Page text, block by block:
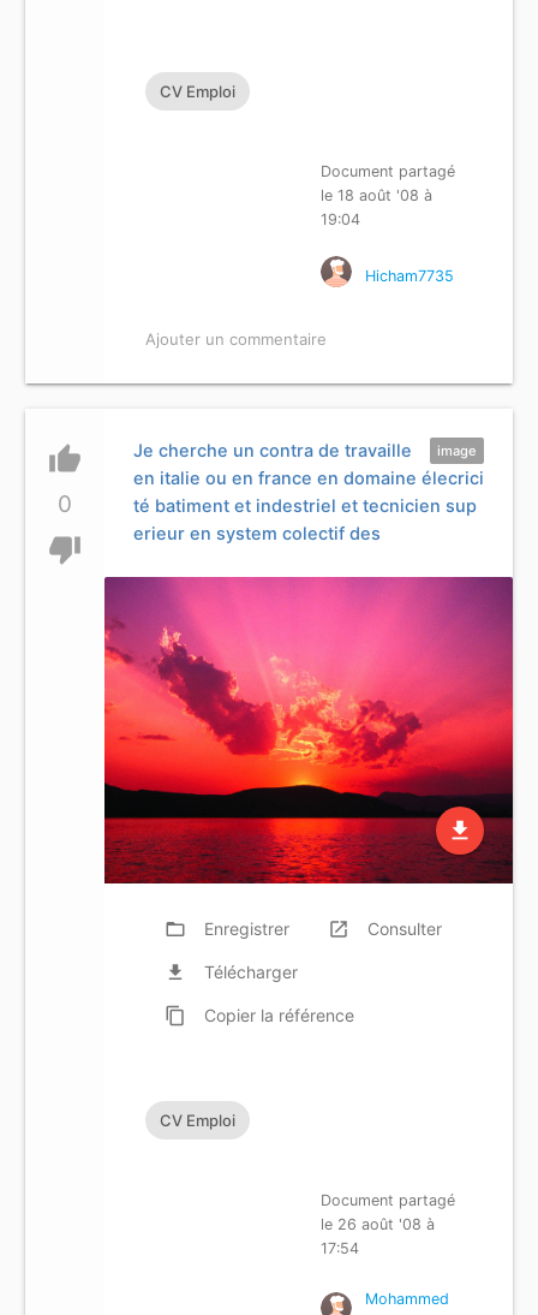
CV Emploi
Document partagé
le 18 août '08 à
19:04
Hicham7735
Ajouter un commentaire
thumb_up
0
thumb_down
image
Je cherche un contra de travaille
en italie ou en france en domaine élecrici
té batiment et indestriel et tecnicien sup
erieur en system colectif des
file_download
folder_open Enregistrer launch Consulter
file_download Télécharger
content_copy Copier la référence
CV Emploi
Document partagé
le 26 août '08 à
17:54
Mohammed